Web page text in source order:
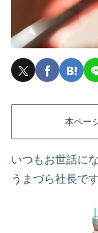
本ペー
いつもお世話に
うまづら社長です